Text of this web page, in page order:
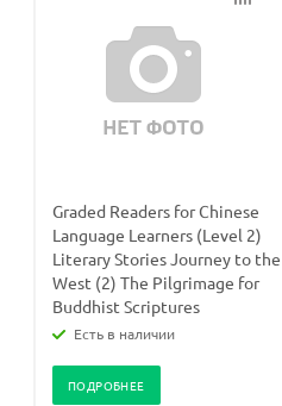
Graded Readers for Chinese
Language Learners (Level 2)
Literary Stories Journey to the
West (2) The Pilgrimage for
Buddhist Scriptures
Есть в наличии
ПОДРОБНЕЕ